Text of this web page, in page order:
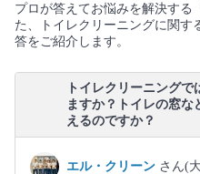
プロが答えてお悩みを解決する
た、トイレクリーニングに関す
答をご紹介します。
トイレクリーニング
ますか？トイレの窓な
えるのですか？
エル・クリーン さん(